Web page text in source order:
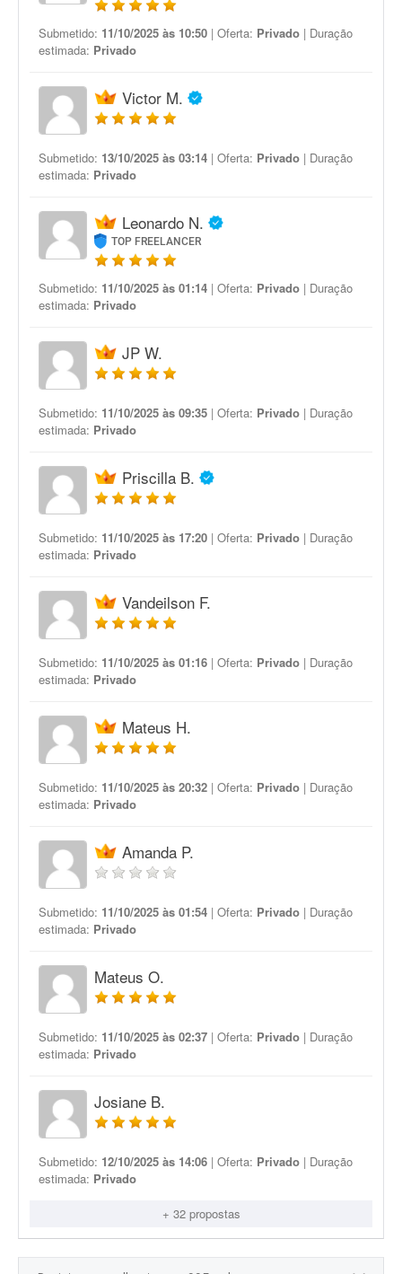
Submetido: 11/10/2025 às 10:50 | Oferta: Privado | Duração
estimada: Privado
Victor M.
Submetido: 13/10/2025 às 03:14 | Oferta: Privado | Duração
estimada: Privado
Leonardo N.
TOP FREELANCER
Submetido: 11/10/2025 às 01:14 | Oferta: Privado | Duração
estimada: Privado
JP W.
Submetido: 11/10/2025 às 09:35 | Oferta: Privado | Duração
estimada: Privado
Priscilla B.
Submetido: 11/10/2025 às 17:20 | Oferta: Privado | Duração
estimada: Privado
Vandeilson F.
Submetido: 11/10/2025 às 01:16 | Oferta: Privado | Duração
estimada: Privado
Mateus H.
Submetido: 11/10/2025 às 20:32 | Oferta: Privado | Duração
estimada: Privado
Amanda P.
Submetido: 11/10/2025 às 01:54 | Oferta: Privado | Duração
estimada: Privado
Mateus O.
Submetido: 11/10/2025 às 02:37 | Oferta: Privado | Duração
estimada: Privado
Josiane B.
Submetido: 12/10/2025 às 14:06 | Oferta: Privado | Duração
estimada: Privado
+ 32 propostas